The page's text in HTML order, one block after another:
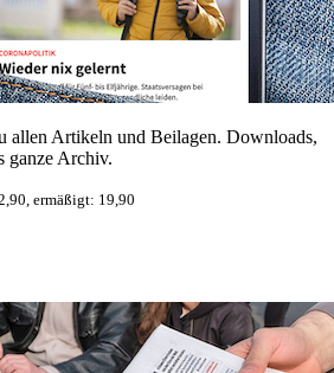
allen Artikeln und Beilagen. Downloads,
ganze Archiv.
ermäßigt: 19,90